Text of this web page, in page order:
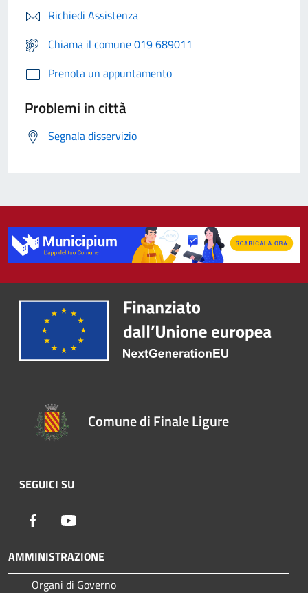
Richiedi Assistenza
Chiama il comune 019 689011
Prenota un appuntamento
Problemi in città
Segnala disservizio
Comune di Finale Ligure
SEGUICI SU
Facebook
AMMINISTRAZIONE
Organi di Governo